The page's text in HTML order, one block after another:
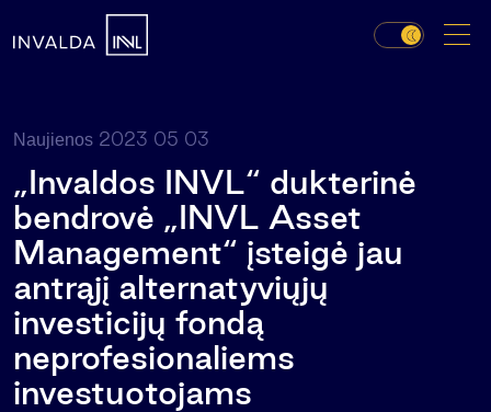
Naujienos 2023 05 03
„Invaldos INVL“ dukterinė
bendrovė „INVL Asset
Management“ įsteigė jau
antrąjį alternatyviųjų
investicijų fondą
neprofesionaliems
investuotojams